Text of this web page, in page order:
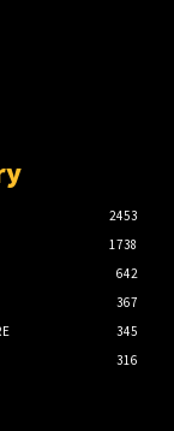
2453
1738
642
367
345
316